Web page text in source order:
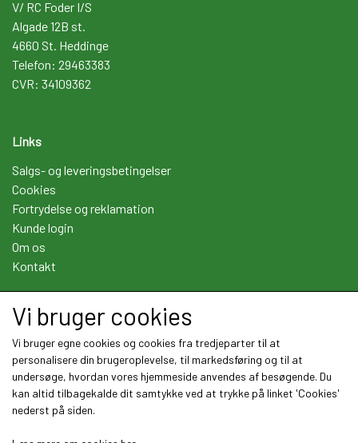
V/ RC Foder I/S
Algade 12B st.
4660 St. Heddinge
Telefon: 29463383
CVR: 34109362
Links
Salgs- og leveringsbetingelser
Cookies
Fortrydelse og reklamation
Kunde login
Om os
Kontakt
Sociale medier
Vi bruger cookies
Vi bruger egne cookies og cookies fra tredjeparter til at
personalisere din brugeroplevelse, til markedsføring og til at
undersøge, hvordan vores hjemmeside anvendes af besøgende. Du
kan altid tilbagekalde dit samtykke ved at trykke på linket 'Cookies'
nederst på siden.